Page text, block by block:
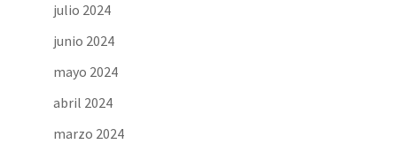
julio 2024
junio 2024
mayo 2024
abril 2024
marzo 2024